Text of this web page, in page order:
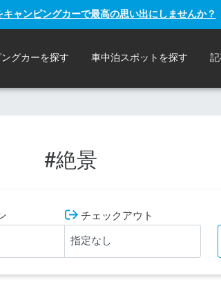
ャンピングカーで最高の思い出にしませんか？
グカーを探す 車中泊スポットを探す
#絶景
チェックアウト